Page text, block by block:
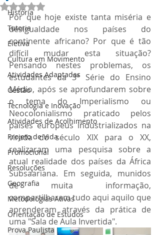
História
Tutoria
Eletiva
Cultura em Movimento
Atividades Adaptadas
Gestão
Tecnologia e Inovação
Atividades de Acolhimento
Projeto de Vida
Promocional
Resoluções
Geografia
Metodologias Ativas
Orientação de Estudos
Prova Paulista
Avaliado com NaN de 5 estrelas.
Por que hoje existe tanta miséria e
desigualdade nos países do
continente africano? Por que é tão
difícil mudar esta situação?
Pensando nestes problemas, os
estudantes da 3ª Série do Ensino
Médio, após se aprofundarem sobre
o tema do Imperialismo ou
Neocolonialismo praticado pelos
países europeus industrializados na
virada do século XIX para o XX,
realizaram uma pesquisa sobre a
atual realidade dos países da África
Subsaariana. Em seguida, munidos
de muita informação,
compartilharam tudo aqui aquilo que
aprenderam através da prática de
uma "Sala de Aula Invertida".